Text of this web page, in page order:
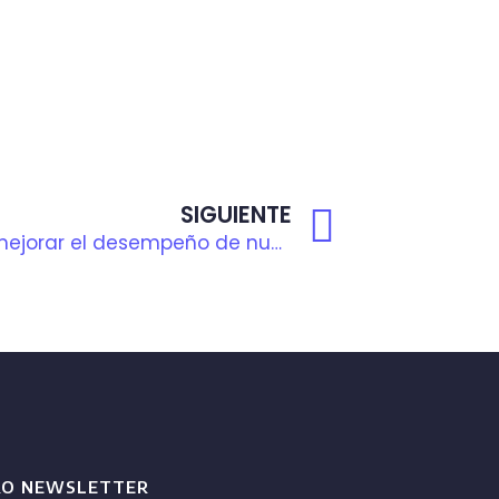
SIGUIENTE
¿Qué hacemos para mejorar el desempeño de nuestros equipos?
NEWSLETTER